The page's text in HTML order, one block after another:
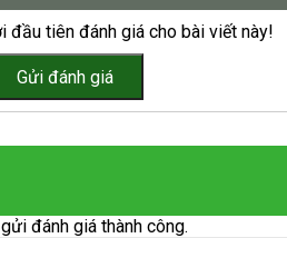
đầu tiên đánh giá cho bài viết này!
đánh giá thành công.